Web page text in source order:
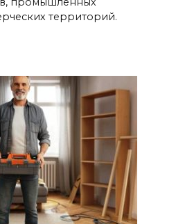
территорий.